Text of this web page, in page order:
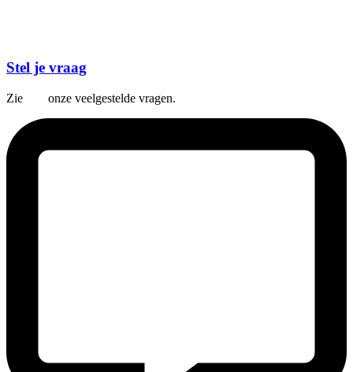
Stel je vraag
Zie onze veelgestelde vragen.